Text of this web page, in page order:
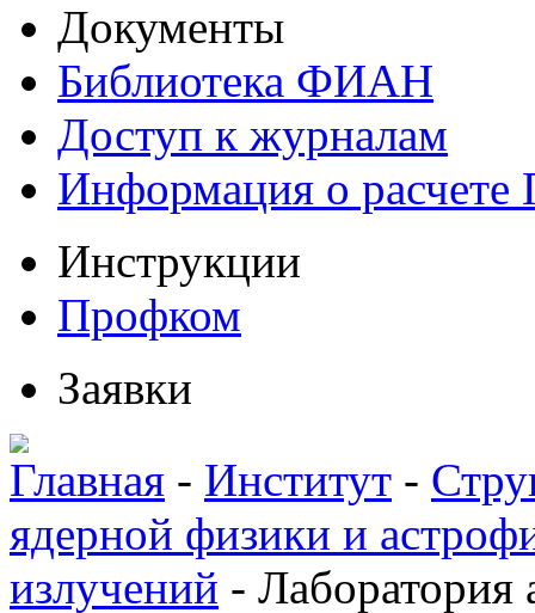
Документы
Библиотека ФИАН
Доступ к журналам
Информация о
Инструкции
Профком
Заявки
Главная - Институт -
ядерной физики и
излучений - Лаборатория